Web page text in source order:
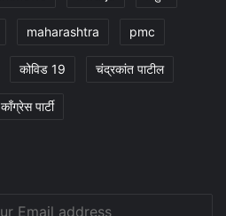
maharashtra pmc
कोविड 19 चंद्रकांत पाटील
पार्टी